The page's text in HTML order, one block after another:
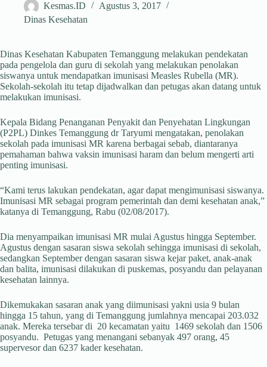
Kesmas.ID
Agustus 3, 2017
Dinas Kesehatan
Dinas Kesehatan Kabupaten Temanggung melakukan pendekatan
pada pengelola dan guru di sekolah yang melakukan penolakan
siswanya untuk mendapatkan imunisasi Measles Rubella (MR).
Sekolah-sekolah itu tetap dijadwalkan dan petugas akan datang untuk
melakukan imunisasi.
Kepala Bidang Penanganan Penyakit dan Penyehatan Lingkungan
(P2PL) Dinkes Temanggung dr Taryumi mengatakan, penolakan
sekolah pada imunisasi MR karena berbagai sebab, diantaranya
pemahaman bahwa vaksin imunisasi haram dan belum mengerti arti
penting imunisasi.
“Kami terus lakukan pendekatan, agar dapat mengimunisasi siswanya.
Imunisasi MR sebagai program pemerintah dan demi kesehatan anak,”
katanya di Temanggung, Rabu (02/08/2017).
Dia menyampaikan imunisasi MR mulai Agustus hingga September.
Agustus dengan sasaran siswa sekolah sehingga imunisasi di sekolah,
sedangkan September dengan sasaran siswa kejar paket, anak-anak
dan balita, imunisasi dilakukan di puskemas, posyandu dan pelayanan
kesehatan lainnya.
Dikemukakan sasaran anak yang diimunisasi yakni usia 9 bulan
hingga 15 tahun, yang di Temanggung jumlahnya mencapai 203.032
anak. Mereka tersebar di 20 kecamatan yaitu 1469 sekolah dan 1506
posyandu. Petugas yang menangani sebanyak 497 orang, 45
supervesor dan 6237 kader kesehatan.